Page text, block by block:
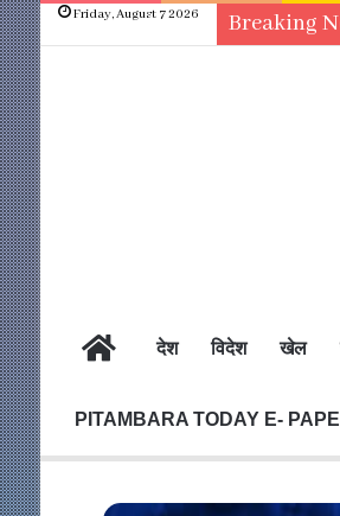
Friday, August 7 2026 Breaking
होम देश विदेश खेल
PITAMBARA TODAY E-